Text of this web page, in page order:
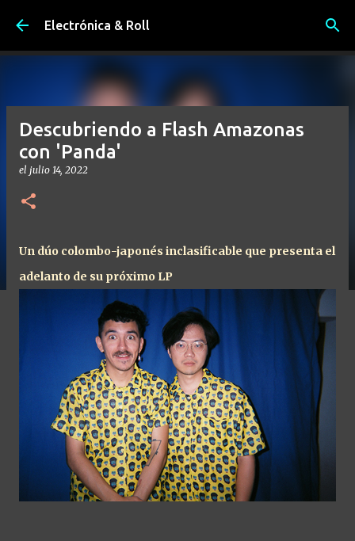
Ir al contenido principal
Electrónica & Roll
Descubriendo a Flash Amazonas
con 'Panda'
el julio 14, 2022
Un dúo colombo-japonés inclasificable que presenta el
adelanto de su próximo LP